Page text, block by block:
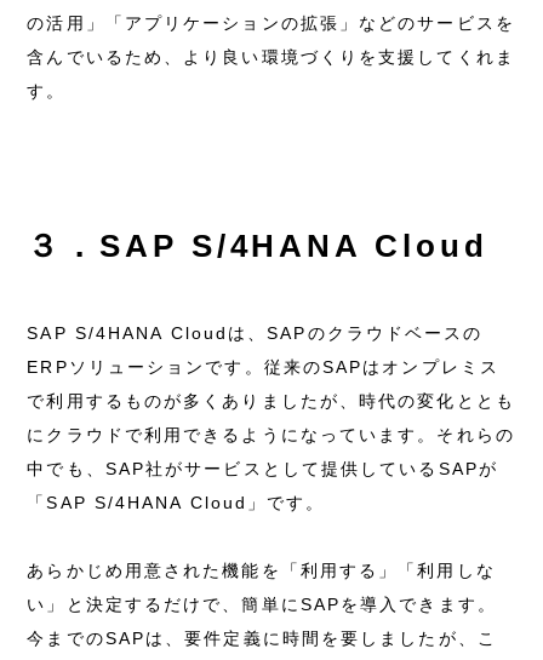
の活用」「アプリケーションの拡張」などのサービスを
含んでいるため、より良い環境づくりを支援してくれま
す。
３．SAP S/4HANA Cloud
SAP S/4HANA Cloudは、SAPのクラウドベースの
ERPソリューションです。従来のSAPはオンプレミス
で利用するものが多くありましたが、時代の変化ととも
にクラウドで利用できるようになっています。それらの
中でも、SAP社がサービスとして提供しているSAPが
「SAP S/4HANA Cloud」です。
あらかじめ用意された機能を「利用する」「利用しな
い」と決定するだけで、簡単にSAPを導入できます。
今までのSAPは、要件定義に時間を要しましたが、こ